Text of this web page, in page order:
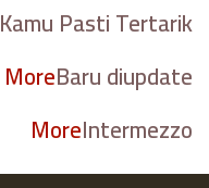
Kamu Pasti Tertarik
MoreBaru diupdate
MoreIntermezzo